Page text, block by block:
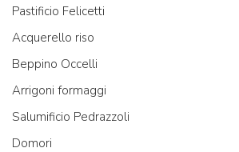
Pastificio Felicetti
Acquerello riso
Beppino Occelli
Arrigoni formaggi
Salumificio Pedrazzoli
Domori